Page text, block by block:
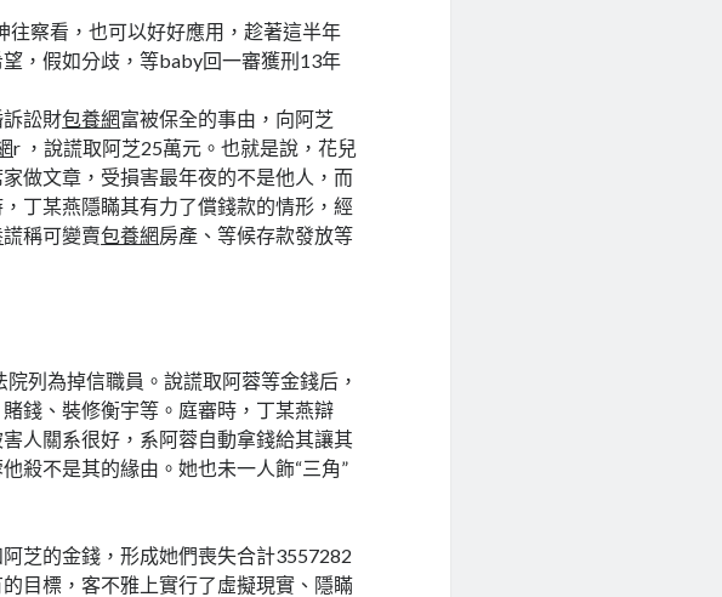
往察看，也可以好好應用，趁著這半年
，假如分歧，等baby回一審獲刑13年
訟財包養網富被保全的事由，向阿芝
r ，說謊取阿芝25萬元。也就是說，花兒
做文章，受損害最年夜的不是他人，而
丁某燕隱瞞其有力了償錢款的情形，經
謊稱可變賣包養網房產、等候存款發放等
列為掉信職員。說謊取阿蓉等金錢后，
錢、裝修衡宇等。庭審時，丁某燕辯
人關系很好，系阿蓉自動拿錢給其讓其
殺不是其的緣由。她也未一人飾“三角”
芝的金錢，形成她們喪失合計3557282
目標，客不雅上實行了虛擬現實、隱瞞